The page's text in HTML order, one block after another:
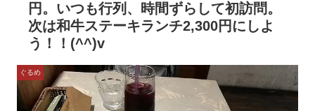
円。いつも行列、時間ずらして初訪問。
次は和牛ステーキランチ2,300円にしよ
う！！(^^)v
ぐるめ